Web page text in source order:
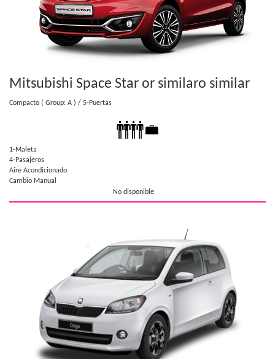
Mitsubishi Space Star or similaro similar
Compacto ( Group: A ) / 5-Puertas
1-Maleta
4-Pasajeros
Aire Acondicionado
Cambio Manual
No disponible